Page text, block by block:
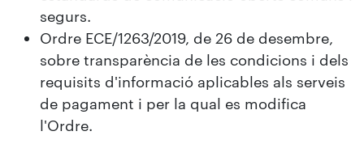
segurs.
Ordre ECE/1263/2019, de 26 de desembre,
sobre transparència de les condicions i dels
requisits d'informació aplicables als serveis
de pagament i per la qual es modifica
l'Ordre.